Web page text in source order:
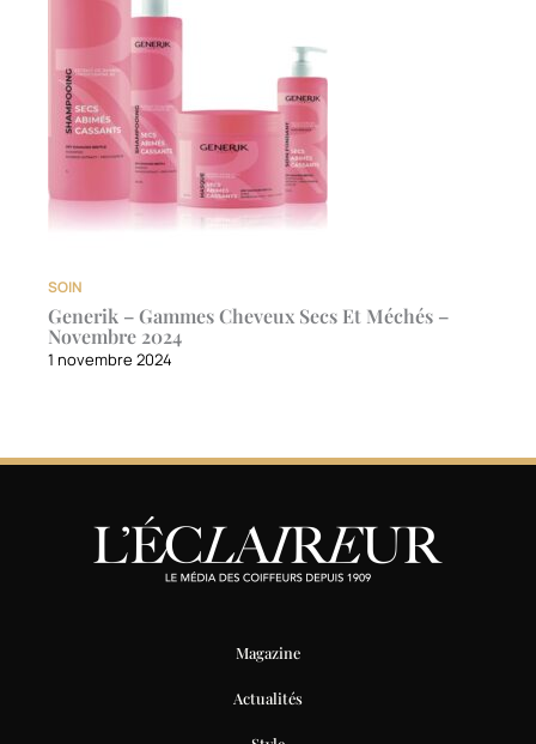
SOIN
Generik – Gammes Cheveux Secs Et Méchés –
Novembre 2024
1 novembre 2024
Magazine
Actualités